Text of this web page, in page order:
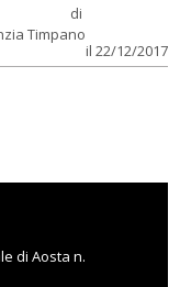
di
Timpano
il 22/12/2017
di Aosta n.